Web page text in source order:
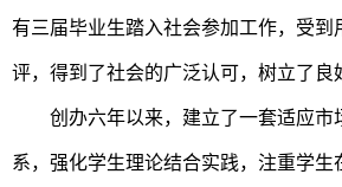
有三届毕业生踏入社会参加工作，受到
评，得到了社会的广泛认可，树立了良
创办六年以来，建立了一套适应市
系，强化学生理论结合实践，注重学生